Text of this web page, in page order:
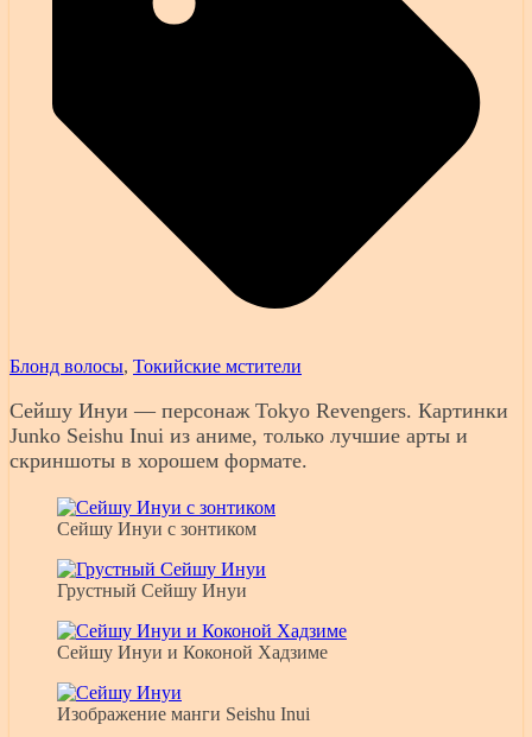
Блонд волосы, Токийские мстители
Сейшу Инуи — персонаж Tokyo Revengers. Картинки
Junko Seishu Inui из аниме, только лучшие арты и
скриншоты в хорошем формате.
Сейшу Инуи с зонтиком
Грустный Сейшу Инуи
Сейшу Инуи и Коконой Хадзиме
Изображение манги Seishu Inui